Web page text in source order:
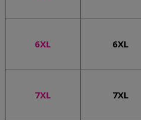
6XL 6XL
7XL 7XL